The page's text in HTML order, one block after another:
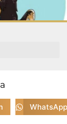
WhatsApp